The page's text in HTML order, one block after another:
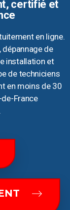
certifié et
en ligne.
dépannage de
installation et
de techniciens
en moins de 30
France